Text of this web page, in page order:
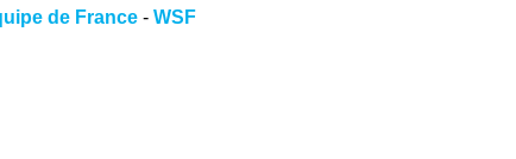
de France- WSF